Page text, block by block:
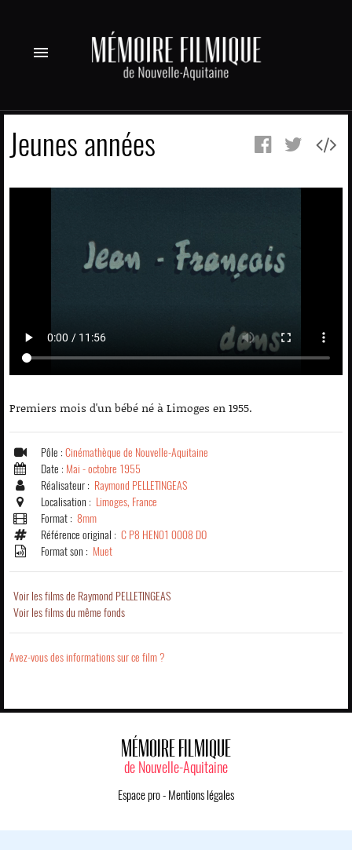
menu
Jeunes années
Premiers mois d'un bébé né à Limoges en 1955.
Pôle : Cinémathèque de Nouvelle-Aquitaine
Date : Mai - octobre 1955
Réalisateur : Raymond PELLETINGEAS
Localisation : Limoges, France
Format : 8mm
Référence original : C P8 HEN01 0008 DO
Format son : Muet
Voir les films de Raymond PELLETINGEAS
Voir les films du même fonds
Avez-vous des informations sur ce film ?
MÉMOIRE FILMIQUE
de Nouvelle-Aquitaine
Espace pro- Mentions légales